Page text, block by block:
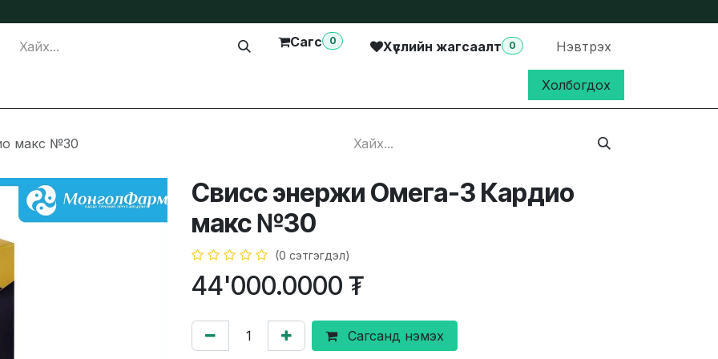
Сагс 0 Хүслийн жагсаалт 0 Нэвтрэх
Холбогдох
макс №30
Свисс энержи Омега-3 Кардио
макс №30
(0 сэтгэгдэл)
44'000.0000 ₮
Сагсанд нэмэх